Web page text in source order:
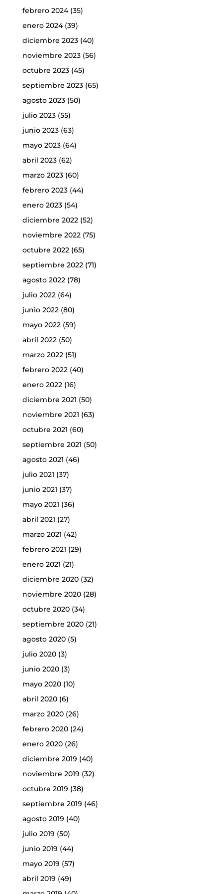
febrero 2024(35)
enero 2024(39)
diciembre 2023(40)
noviembre 2023(56)
octubre 2023(45)
septiembre 2023(65)
agosto 2023(50)
julio 2023(55)
junio 2023(63)
mayo 2023(64)
abril 2023(62)
marzo 2023(60)
febrero 2023(44)
enero 2023(54)
diciembre 2022(52)
noviembre 2022(75)
octubre 2022(65)
septiembre 2022(71)
agosto 2022(78)
julio 2022(64)
junio 2022(80)
mayo 2022(59)
abril 2022(50)
marzo 2022(51)
febrero 2022(40)
enero 2022(16)
diciembre 2021 (50)
noviembre 2021 (63)
octubre 2021 (60)
septiembre 2021 (50)
agosto 2021 (46)
julio 2021 (37)
junio 2021 (37)
mayo 2021 (36)
abril 2021 (27)
marzo 2021 (42)
febrero 2021 (29)
enero 2021 (21)
diciembre 2020(32)
noviembre 2020(28)
octubre 2020(34)
septiembre 2020(21)
agosto 2020(5)
julio 2020(3)
junio 2020(3)
mayo 2020(10)
abril 2020(6)
marzo 2020(26)
febrero 2020(24)
enero 2020(26)
diciembre 2019 (40)
noviembre 2019 (32)
octubre 2019 (38)
septiembre 2019 (46)
agosto 2019 (40)
julio 2019 (50)
junio 2019 (44)
mayo 2019 (57)
abril 2019 (49)